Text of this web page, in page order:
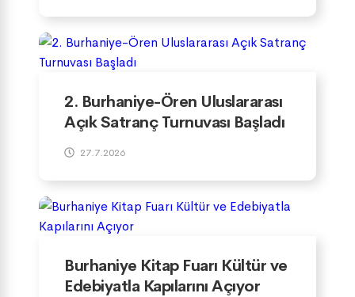
2. Burhaniye-Ören Uluslararası
Açık Satranç Turnuvası Başladı
27.7.2026
Burhaniye Kitap Fuarı Kültür ve
Edebiyatla Kapılarını Açıyor